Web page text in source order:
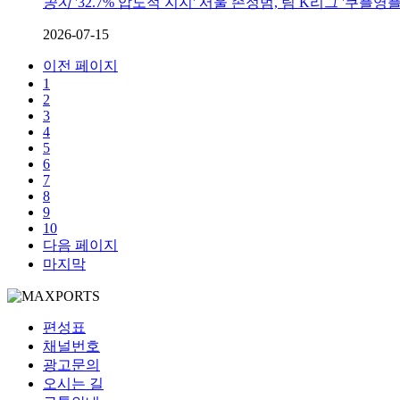
2026-07-15
이전 페이지
1
2
3
4
5
6
7
8
9
10
다음 페이지
마지막
편성표
채널번호
광고문의
오시는 길